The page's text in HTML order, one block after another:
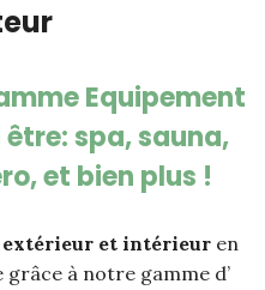
Equipement
spa, sauna,
et bien plus !
extérieur et intérieur en
à notre gamme d’